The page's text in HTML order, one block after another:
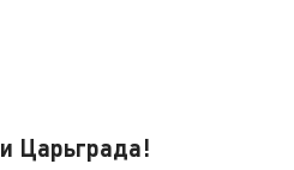
Царьграда!